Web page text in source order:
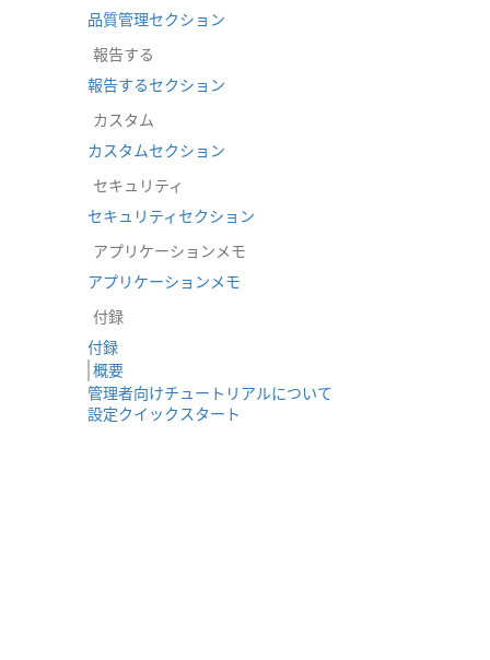
品質管理セクション
報告する
報告するセクション
カスタム
カスタムセクション
セキュリティ
セキュリティセクション
アプリケーションメモ
アプリケーションメモ
付録
付録
概要
管理者向けチュートリアルについて
設定クイックスタート